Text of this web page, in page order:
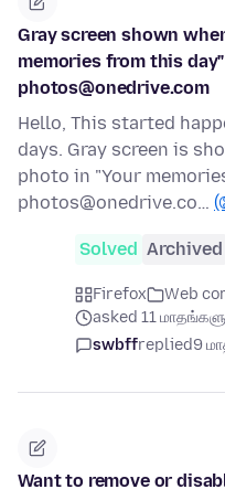
Gray screen shown
memories from this
photos@onedrive.com
Hello, This started
days. Gray screen is
photo in "Your
photos@onedrive.co…
Solved Archived
Firefox
Web
asked 11
swbffreplied9
Want to remove or